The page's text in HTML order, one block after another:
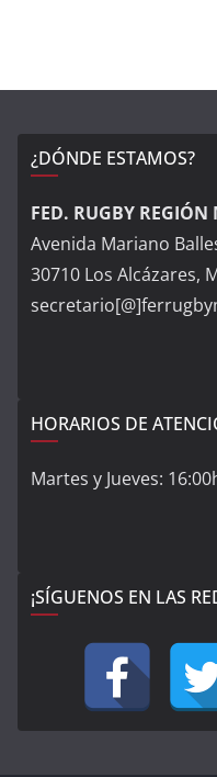
¿DÓNDE ESTAMOS?
FED. RUGBY REGIÓN
Avenida Mariano
30710 Los Alcázares,
HORARIOS DE
Martes y Jueves:
¡SÍGUENOS EN LAS